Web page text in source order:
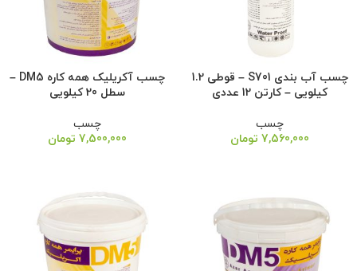
چسب آب بندی S701 – قوطی 1.2
کیلویی – کارتن 12 عددی
چسب
7,560,000 تومان
چسب آکریلیک همه کاره DM5 –
سطل 20 کیلویی
چسب
7,500,000 تومان